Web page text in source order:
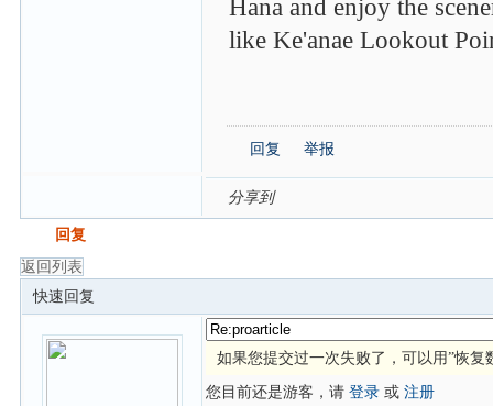
Hana and enjoy the
like Ke'anae Lookout
回复 举报
分享到
回复
返回列表
快速回复
如果您提交过一次失败了，可以用”恢复
您目前还是游客，请 登录或 注册